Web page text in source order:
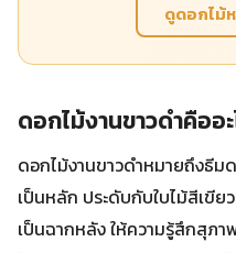
ดูดอกไม้
ดอกไม้งานขาวดำคืออ
ดอกไม้งานขาวดำหมายถึงธีม
เป็นหลัก ประดับกับใบไม้สีเขีย
เป็นฉากหลัง ให้ความรู้สึกสุภา